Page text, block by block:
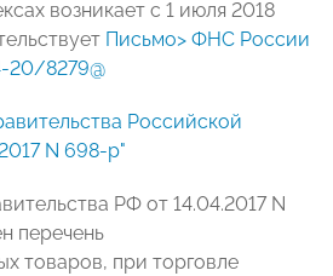
возникает с 1 июля 2018
Письмо> ФНС России
20/8279@
Российской
N 698-р"
РФ от 14.04.2017 N
перечень
товаров, при торговле